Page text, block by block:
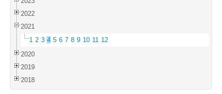
2022
2021
1 2 3 4 5 6 7 8 9 10 11 12
2020
2019
2018